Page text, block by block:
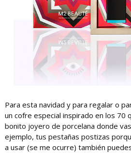
Para esta navidad y para regalar o
un cofre especial inspirado en los 70
bonito joyero de porcelana donde
ejemplo, tus pestañas postizas
a usar (se me ocurre) también